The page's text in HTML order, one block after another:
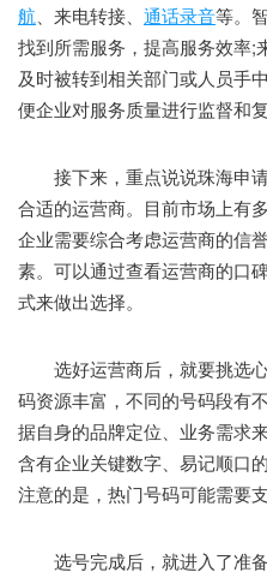
航 、来电转接、 通话录音等。
找到所需服务，提高服务效率;
及时被转到相关部门或人员手
便企业对服务质量进行监督和
接下来，重点说说珠海申请
合适的运营商。目前市场上有
企业需要综合考虑运营商的信
素。可以通过查看运营商的口
式来做出选择。
选好运营商后，就要挑选心
码资源丰富，不同的号码段有
据自身的品牌定位、业务需求
含有企业关键数字、易记顺口
注意的是，热门号码可能需要
选号完成后，就进入了准备